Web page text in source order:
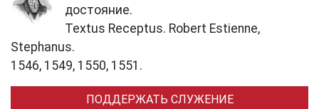
достояние.
Textus Receptus. Robert Estienne,
Stephanus.
1546, 1549, 1550, 1551.
ПОДДЕРЖАТЬ СЛУЖЕНИЕ